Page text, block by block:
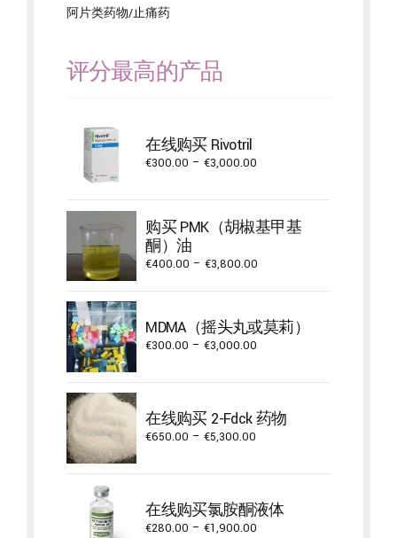
阿片类药物/止痛药
评分最高的产品
在线购买 Rivotril
€300.00 – €3,000.00
through
€3,000.00
购买 PMK（胡椒基甲基
酮）油
€400.00 – €3,800.00
through
€3,800.00
MDMA（摇头丸或莫莉）
€300.00 – €3,000.00
€3,000.00
在线购买 2-Fdck 药物
€650.00 – €5,300.00
€5,300.00
在线购买氯胺酮液体
€280.00 – €1,900.00